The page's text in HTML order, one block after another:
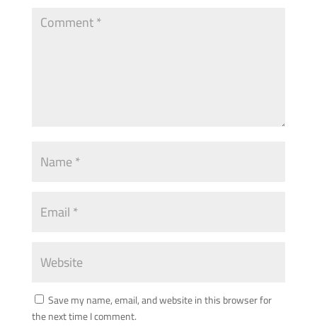
Save my name, email, and website in this browser for
the next time I comment.